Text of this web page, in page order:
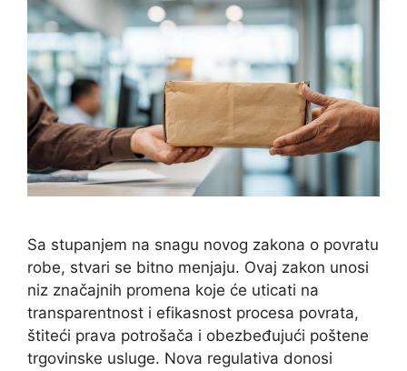
Sa stupanjem na snagu novog zakona o povratu
robe, stvari se bitno menjaju. Ovaj zakon unosi
niz značajnih promena koje će uticati na
transparentnost i efikasnost procesa povrata,
štiteći prava potrošača i obezbeđujući poštene
trgovinske usluge. Nova regulativa donosi